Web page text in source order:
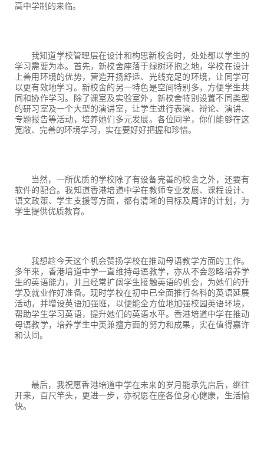
高中学制的来临。
我知道学校管理层在设计和构思新校舍时，处处都以学生的
学习需要为本。首先，新校舍座落于绿树环抱之地，学校在设计
上善用环境的优势，营造开扬舒适、光线充足的环境，让同学可
以更有效地学习。新校舍的另一特色是空间特别多，方便学生共
同和协作学习。除了课室及实验室外，新校舍特别设置不同类型
的研习室及一个大型的演讲室，让学生进行表演、辩论、演讲、
专题报告等活动，培养她们多元发展。各位同学，你们能够在这
宽敞、完善的环境学习，实在要好好把握和珍惜。
当然，一所优质的学校除了有设备完善的校舍之外，还要有
软件的配合。我知道香港培道中学在教师专业发展、课程设计、
语文政策、学生支援等方面，都有清晰的目标及周详的计划，为
学生提供优质教育。
我想趁今天这个机会赞扬学校在推动母语教学方面的工作。
多年来，香港培道中学一直维持母语教学，亦从不会忽略培养学
生的英语能力，并且经常扩阔学生接触英语的机会，为她们的升
学及就业作好准备。现时学校在初中已全面推行各科的英语延展
活动，并增设英语加强班，以便能全方位地加强校园英语环境，
帮助学生学习英语，提升她们的英语水平。香港培道中学在推动
母语教学，培养学生中英兼擅方面的努力和成果，实在值得嘉许
和认同。
最后，我祝愿香港培道中学在未来的岁月能承先启后，继往
开来，百尺竿头，更进一步，亦祝愿在座各位身心健康，生活愉
快。